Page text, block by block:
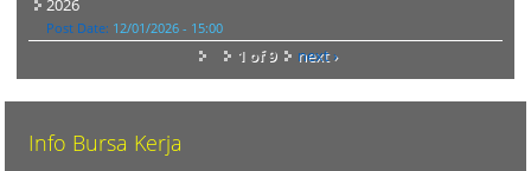
2026
Post Date: 12/01/2026 - 15:00
1 of 9 next ›
Info Bursa Kerja